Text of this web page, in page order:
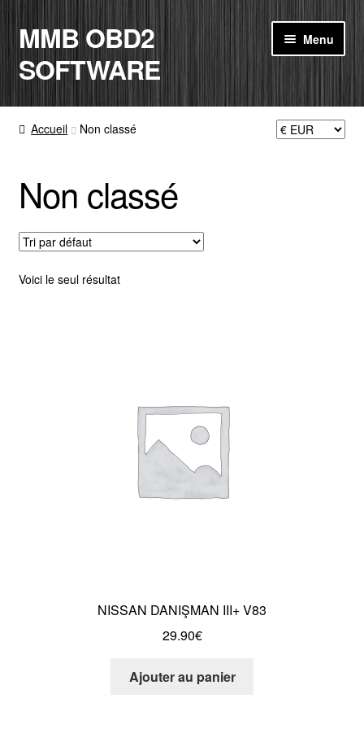
Aller
à
la
Aller
au
contenu
MMB OBD2
SOFTWARE
Menu
ACCUEIL
CODE RADIO
MON COMPTE
PANIER
Accueil Non classé
Non classé
Voici le seul résultat
NISSAN DANIŞMAN III+ V83
29.90€
Ajouter au panier